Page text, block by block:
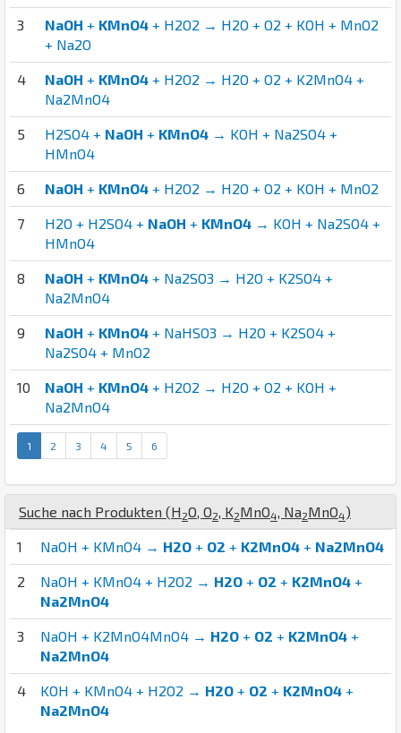
3 NaOH + KMnO4 + H2O2 → H2O + O2 + KOH + MnO2
+ Na2O
4 NaOH + KMnO4 + H2O2 → H2O + O2 + K2MnO4 +
Na2MnO4
5 H2SO4 + NaOH + KMnO4 → KOH + Na2SO4 +
HMnO4
6 NaOH + KMnO4 + H2O2 → H2O + O2 + KOH + MnO2
7 H2O + H2SO4 + NaOH + KMnO4 → KOH + Na2SO4 +
HMnO4
8 NaOH + KMnO4 + Na2SO3 → H2O + K2SO4 +
Na2MnO4
9 NaOH + KMnO4 + NaHSO3 → H2O + K2SO4 +
Na2SO4 + MnO2
10 NaOH + KMnO4 + H2O2 → H2O + O2 + KOH +
Na2MnO4
1 2 3 4 5 6
Suche nach Produkten (H 2O, O2, K2MnO4, Na2MnO4)
1 NaOH + KMnO4 → H2O + O2 + K2MnO4 + Na2MnO4
2 NaOH + KMnO4 + H2O2 → H2O + O2 + K2MnO4 +
Na2MnO4
3 NaOH + K2MnO4MnO4 → H2O + O2 + K2MnO4 +
Na2MnO4
4 KOH + KMnO4 + H2O2 → H2O + O2 + K2MnO4 +
Na2MnO4